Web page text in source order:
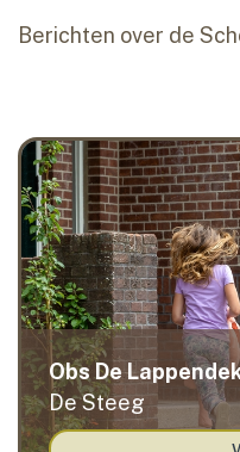
werken bij ons
Berichten over de
Obs De
De Steeg